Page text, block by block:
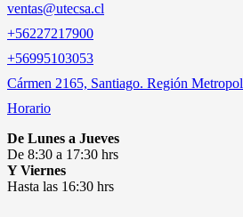
ventas@utecsa.cl
+56227217900
‎+56995103053
Cármen 2165, Santiago. Región
Horario
De Lunes a Jueves
De 8:30 a 17:30 hrs
Y Viernes
Hasta las 16:30 hrs